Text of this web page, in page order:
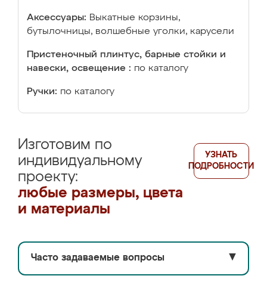
Аксессуары: Выкатные корзины,
бутылочницы, волшебные уголки, карусели
Пристеночный плинтус, барные стойки и
навески, освещение : по каталогу
Ручки: по каталогу
Изготовим по
индивидуальному
проекту:
любые размеры, цвета
и материалы
УЗНАТЬ
ПОДРОБНОСТИ
Часто задаваемые вопросы ▼